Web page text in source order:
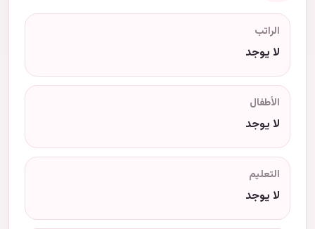
الراتب
لا يوجد
الأطفال
لا يوجد
التعليم
لا يوجد